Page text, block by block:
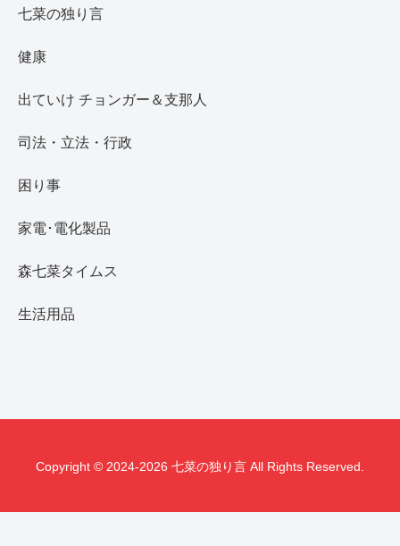
七菜の独り言
健康
出ていけ チョンガー＆支那人
司法・立法・行政
困り事
家電･電化製品
森七菜タイムス
生活用品
Copyright © 2024-2026 七菜の独り言 All Rights Reserved.